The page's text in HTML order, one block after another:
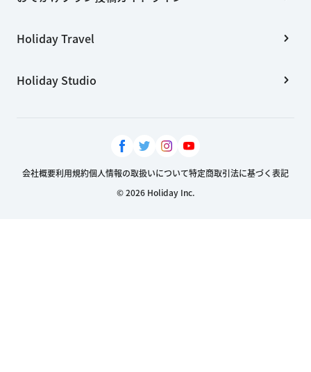
Holiday Travel
Holiday Studio
会社概要利用規約個人情報の取扱いについて特定商取引法に基づく表記
© 2026 Holiday Inc.